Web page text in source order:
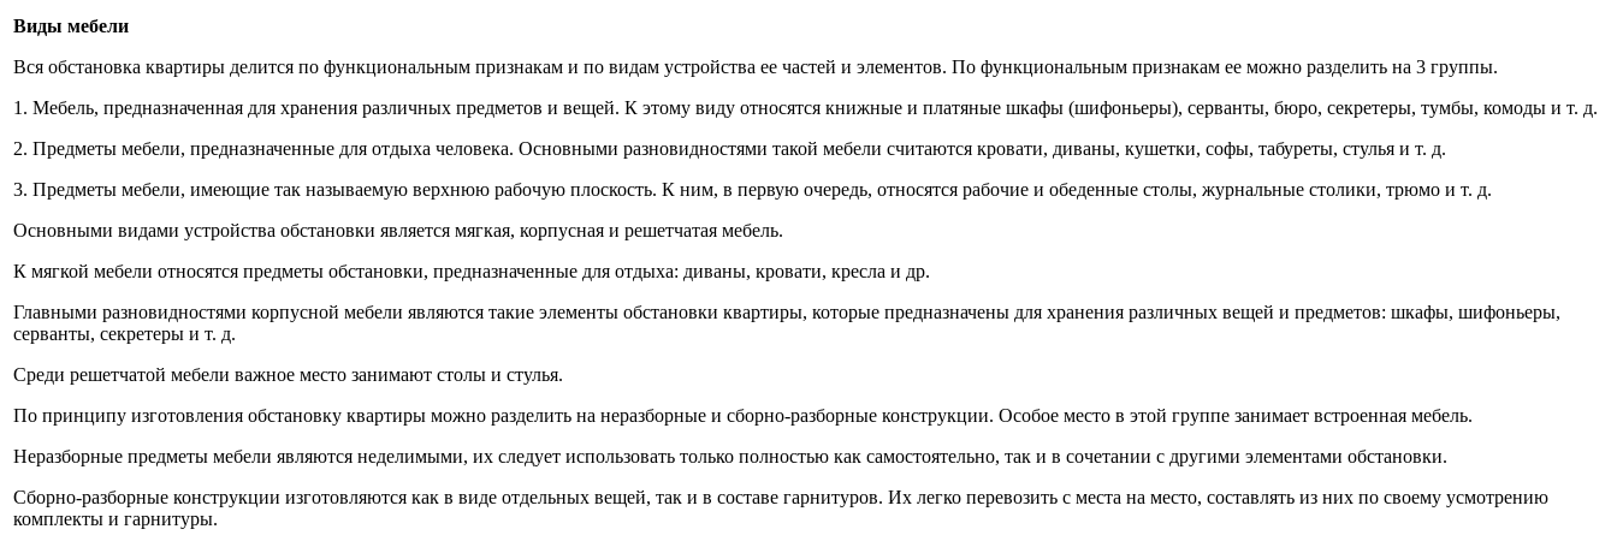
Виды мебели
Вся обстановка квартиры делится по функциональным признакам и по видам устройства ее частей и элементов. По функциональным признакам ее можно разделить на 3 группы.
1. Мебель, предназначенная для хранения различных предметов и вещей. К этому виду относятся книжные и платяные шкафы (шифоньеры), серванты, бюро, секретеры, тумбы, комоды и т. д.
2. Предметы мебели, предназначенные для отдыха человека. Основными разновидностями такой мебели считаются кровати, диваны, кушетки, софы, табуреты, стулья и т. д.
3. Предметы мебели, имеющие так называемую верхнюю рабочую плоскость. К ним, в первую очередь, относятся рабочие и обеденные столы, журнальные столики, трюмо и т. д.
Основными видами устройства обстановки является мягкая, корпусная и решетчатая мебель.
К мягкой мебели относятся предметы обстановки, предназначенные для отдыха: диваны, кровати, кресла и др.
Главными разновидностями корпусной мебели являются такие элементы обстановки квартиры, которые предназначены для хранения различных вещей и предметов: шкафы, шифоньеры,
серванты, секретеры и т. д.
Среди решетчатой мебели важное место занимают столы и стулья.
По принципу изготовления обстановку квартиры можно разделить на неразборные и сборно-разборные конструкции. Особое место в этой группе занимает встроенная мебель.
Неразборные предметы мебели являются неделимыми, их следует использовать только полностью как самостоятельно, так и в сочетании с другими элементами обстановки.
Сборно-разборные конструкции изготовляются как в виде отдельных вещей, так и в составе гарнитуров. Их легко перевозить с места на место, составлять из них по своему усмотрению
комплекты и гарнитуры.